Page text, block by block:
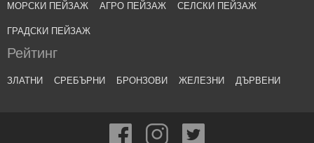
МОРСКИ ПЕЙЗАЖ АГРО ПЕЙЗАЖ СЕЛСКИ ПЕЙЗАЖ
ГРАДСКИ ПЕЙЗАЖ
Рейтинг
ЗЛАТНИ СРЕБЪРНИ БРОНЗОВИ ЖЕЛЕЗНИ ДЪРВЕНИ